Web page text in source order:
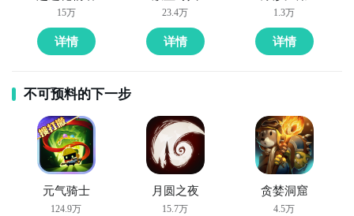
15万
详情
23.4万
详情
1.3万
详情
不可预料的下一步
元气骑士
124.9万
月圆之夜
15.7万
贪婪洞窟
4.5万